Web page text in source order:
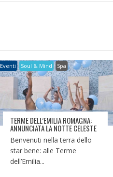
Eventi Soul & Mind Spa
TERME DELL’EMILIA ROMAGNA:
ANNUNCIATA LA NOTTE CELESTE
Benvenuti nella terra dello
star bene: alle Terme
dell’Emilia...